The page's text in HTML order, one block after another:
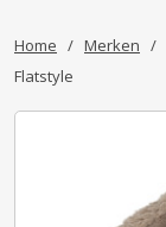
Home / Merken /
Flatstyle